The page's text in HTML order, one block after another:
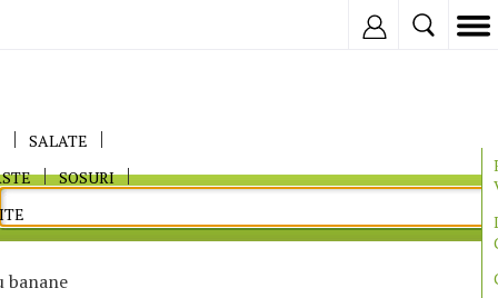
SALATE
SOSURI
banane